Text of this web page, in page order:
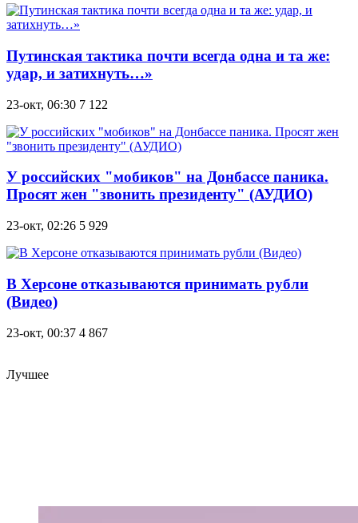
Путинская тактика почти всегда одна и та же:
удар, и затихнуть…»
23-окт, 06:30 7 122
У российских "мобиков" на Донбассе паника.
Просят жен "звонить президенту" (АУДИО)
23-окт, 02:26 5 929
В Херсоне отказываются принимать рубли
(Видео)
23-окт, 00:37 4 867
Лучшее